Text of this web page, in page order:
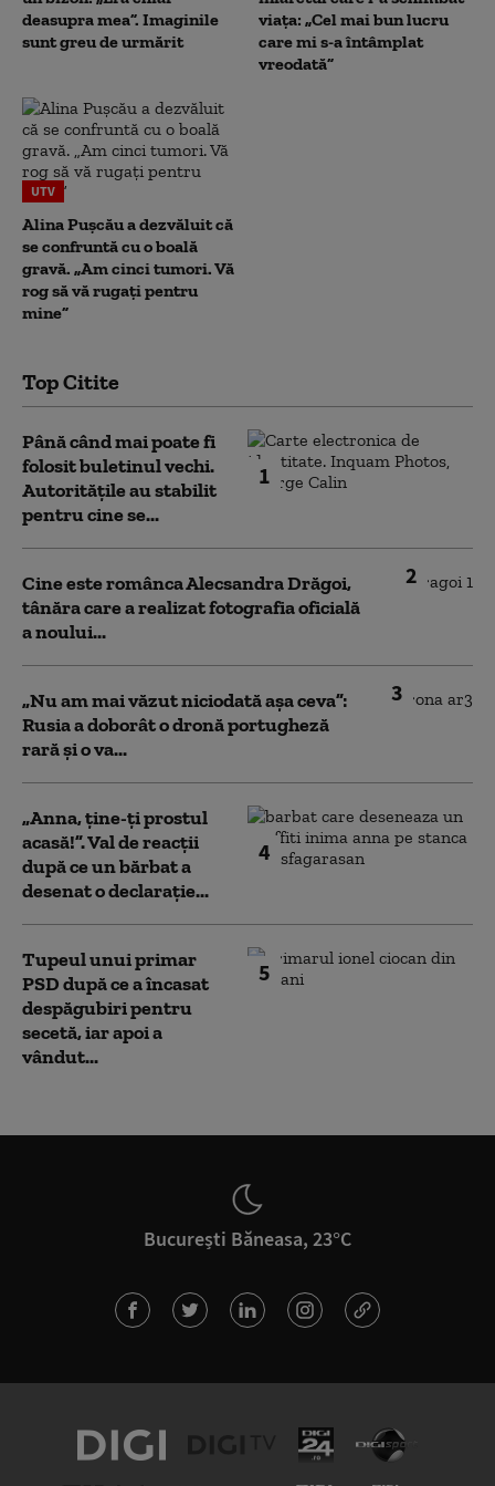
deasupra mea”. Imaginile
sunt greu de urmărit
viața: „Cel mai bun lucru
care mi s-a întâmplat
vreodată”
UTV
Alina Pușcău a dezvăluit că
se confruntă cu o boală
gravă. „Am cinci tumori. Vă
rog să vă rugați pentru
mine”
Top Citite
1
Până când mai poate fi
folosit buletinul vechi.
Autoritățile au stabilit
pentru cine se...
2
Cine este românca Alecsandra Drăgoi,
tânăra care a realizat fotografia oficială
a noului...
3
„Nu am mai văzut niciodată așa ceva”:
Rusia a doborât o dronă portugheză
rară și o va...
4
„Anna, ţine-ţi prostul
acasă!”. Val de reacții
după ce un bărbat a
desenat o declarație...
5
Tupeul unui primar
PSD după ce a încasat
despăgubiri pentru
secetă, iar apoi a
vândut...
București Băneasa, 23°C